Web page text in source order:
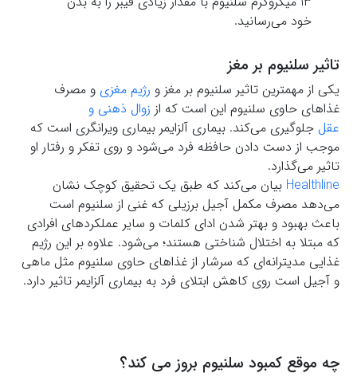
خود می‌رسانید.
تاثیر سلنیوم بر مغز
یکی از مهمترین تاثیر سلنیوم بر مغز و رژیم مغزی و مصرف
غذاهای حاوی سلنیوم این است که از زوال ذهنی و
عقل جلوگیری می‌کند. بیماری آلزایمر بیماری ویرانگری است که
موجب از دست دادن حافظه فرد می‌شود و روی تفکر و رفتار او
تاثیر می‌گذارد.
Healthline بیان می‌کند که طبق یک تحقیق کوچک نشان
می‌دهد مصرف مکمل آجیل برزیلی که غنی از سلنیوم است
باعث بهبود و بهتر شدن ادای کلمات و سایر عملکردهای افرادی
که مبتلا به اختلال شناختی هستند؛ می‌شود. علاوه بر این رژیم
غذایی مدیترانه‌ای که سرشار از غذاهای حاوی سلنیوم مثل ماهی
و آجیل است روی کاهش ابتلای فرد به بیماری آلزایمر تاثیر دارد.
چه موقع کمبود سلنیوم بروز می کند؟